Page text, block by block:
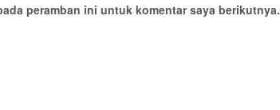
peramban ini untuk komentar saya berikutnya.